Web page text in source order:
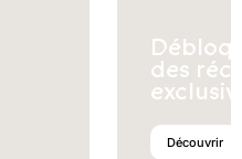
des
Découvrir